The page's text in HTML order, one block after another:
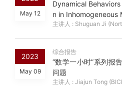
May 12
Dynamical
n in Inhomogeneous
主讲人 : Shuguan Ji
2023
May 09
综合报告
“数学一小时”系列报
问题
主讲人 : Jiajun Tong